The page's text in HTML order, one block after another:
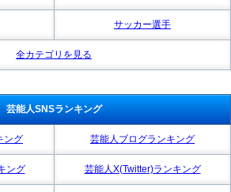
サッカー選手
全カテゴリを見る
芸能人SNSランキング
ング 芸能人ブログランキング
ング 芸能人X(Twitter)ランキング